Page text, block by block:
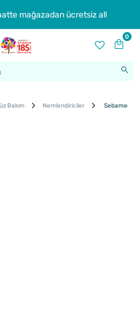
mağazadan ücretsiz al!
0
Bakım Nemlendiriciler Sebamed